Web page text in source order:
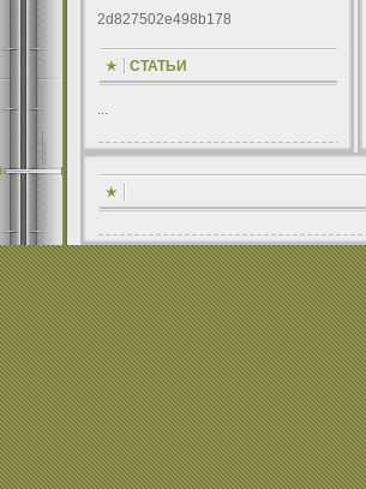
2d827502e498b178
СТАТЬИ
...